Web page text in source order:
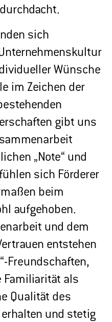
sich
Wünsche
im Zeichen der
gibt uns
„Note“ und
sich Förderer
beim
aufgehoben.
und dem
entstehen
Freundschaften,
Familiarität als
Qualität des
und stetig